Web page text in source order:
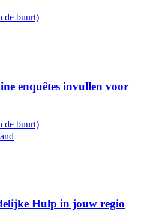
de buurt)
enquêtes invullen voor
de buurt)
Hulp in jouw regio